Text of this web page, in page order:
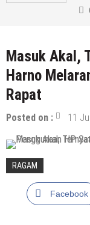
Masuk Akal,
Harno
Rapat
Posted on : 11
RAGAM
Facebook